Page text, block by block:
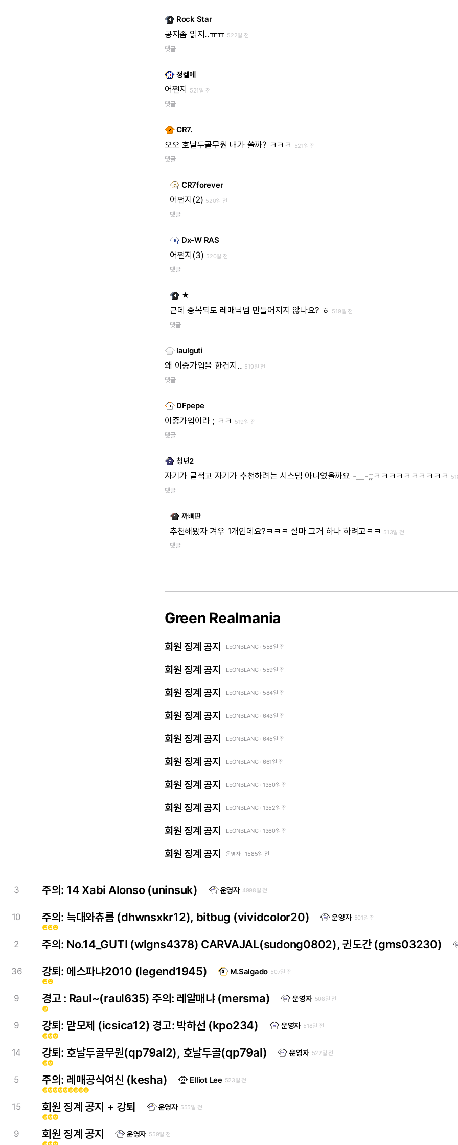
Rock Star
공지좀 읽지..ㅠㅠ 522일 전
댓글
정켈메
어쩐지 521일 전
댓글
CR7.
오오 호날두골무원 내가 쓸까? ㅋㅋㅋ 521일 전
댓글
CR7forever
어쩐지(2) 520일 전
댓글
Dx-W RAS
어쩐지(3) 520일 전
댓글
★
근데 중복되도 레매닉넴 만들어지지 않나요? ㅎ 519일 전
댓글
laulguti
왜 이중가입을 한건지.. 519일 전
댓글
DFpepe
이중가입이라 ; ㅋㅋ 519일 전
댓글
청년2
자기가 글적고 자기가 추천하려는 시스템 아니였을까요 -__-;;ㅋㅋㅋㅋㅋㅋㅋㅋㅋㅋ
댓글
까삐딴
추천해봤자 겨우 1개인데요?ㅋㅋㅋ 설마 그거 하나 하려고ㅋㅋ 513일 전
댓글
Green Realmania
회원 징계 공지 LEONBLANC · 558일 전
회원 징계 공지 LEONBLANC · 559일 전
회원 징계 공지 LEONBLANC · 584일 전
회원 징계 공지 LEONBLANC · 643일 전
회원 징계 공지 LEONBLANC · 645일 전
회원 징계 공지 LEONBLANC · 661일 전
회원 징계 공지 LEONBLANC · 1350일 전
회원 징계 공지 LEONBLANC · 1352일 전
회원 징계 공지 LEONBLANC · 1360일 전
회원 징계 공지 운영자 · 1585일 전
3 주의: 14 Xabi Alonso (uninsuk) 운영자 4998일 전
10
emoji_emotionsemoji_emotionsemoji_emotions
주의: 늑대와츄릅 (dhwnsxkr12), bitbug (vividcolor20) 운영자 501일 전
2 주의: No.14_GUTI (wlgns4378) CARVAJAL(sudong0802), 귄도간 (gms03230)
36
emoji_emotionsemoji_emotions
강퇴: 에스파냐2010 (legend1945) M.Salgado 507일 전
9
emoji_emotions
경고 : Raul~(raul635) 주의: 레알매냐 (mersma) 운영자 508일 전
9
emoji_emotionsemoji_emotionsemoji_emotions
강퇴: 맏모제 (icsica12) 경고: 박하선 (kpo234) 운영자 518일 전
14
emoji_emotionsemoji_emotions
강퇴: 호날두골무원(qp79al2), 호날두골(qp79al) 운영자 522일 전
5
emoji_emotionsemoji_emotionsemoji_emotionsemoji_emotionsemoji_emotionsemoji_emotionsemoji_emotionsemoji_emotionsemoji_emotions
주의: 레매공식여신 (kesha) Elliot Lee 523일 전
15
emoji_emotionsemoji_emotionsemoji_emotions
회원 징계 공지 + 강퇴 운영자 555일 전
9 회원 징계 공지 운영자 559일 전